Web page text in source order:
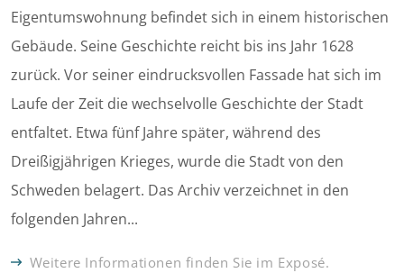
Eigentumswohnung befindet sich in einem historischen
Gebäude. Seine Geschichte reicht bis ins Jahr 1628
zurück. Vor seiner eindrucksvollen Fassade hat sich im
Laufe der Zeit die wechselvolle Geschichte der Stadt
entfaltet. Etwa fünf Jahre später, während des
Dreißigjährigen Krieges, wurde die Stadt von den
Schweden belagert. Das Archiv verzeichnet in den
folgenden Jahren...
Weitere Informationen finden Sie im Exposé.